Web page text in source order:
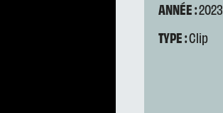
ANNÉE :2023
TYPE :Clip